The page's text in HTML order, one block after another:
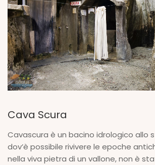
Cava Scura
Cavascura è un bacino idrologico allo
dov’è possibile rivivere le epoche
nella viva pietra di un vallone, non è